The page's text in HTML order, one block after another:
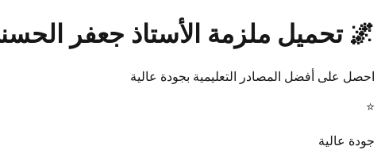
🌌 تحميل ملزمة الأستاذ جعفر الحسني
احصل على أفضل المصادر التعليمية بجودة عالية
⭐
جودة عالية